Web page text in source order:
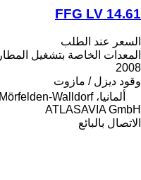
FFG LV 14.61
السعر عند الطلب
المعدات الخاصة بتشغيل
2008
وقود ديزل / مازوت
ألمانيا، Mörfelden-Walldorf
ATLASAVIA GmbH
الاتصال بالبائع